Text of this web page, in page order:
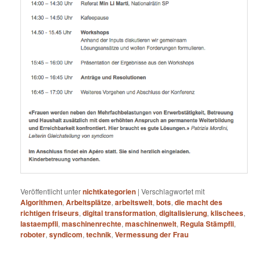
Veröffentlicht unternichtkategorien |Verschlagwortet mit
Algorithmen,Arbeitsplätze,arbeitswelt,bots,die macht des
richtigen friseurs,digital transformation,digitalisierung,klischees,
lastaempfli,maschinenrechte,maschinenwelt, Regula Stämpfli,
roboter,syndicom,technik,Vermessung der Frau